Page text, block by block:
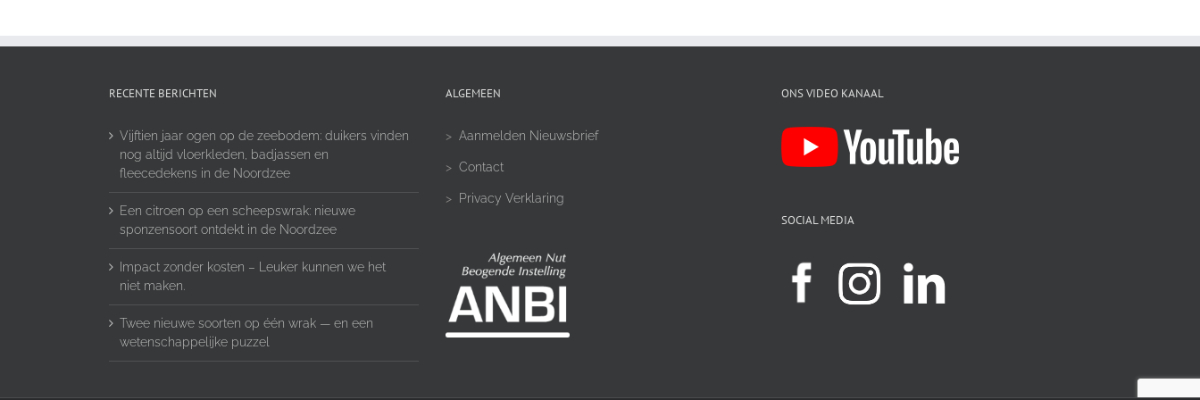
RECENTE BERICHTEN
Vijftien jaar ogen op de zeebodem: duikers vinden
nog altijd vloerkleden, badjassen en
fleecedekens in de Noordzee
Een citroen op een scheepswrak: nieuwe
sponzensoort ontdekt in de Noordzee
Impact zonder kosten – Leuker kunnen we het
niet maken.
Twee nieuwe soorten op één wrak — en een
wetenschappelijke puzzel
ALGEMEEN
> Aanmelden Nieuwsbrief
> Contact
> Privacy Verklaring
ONS VIDEO KANAAL
SOCIAL MEDIA